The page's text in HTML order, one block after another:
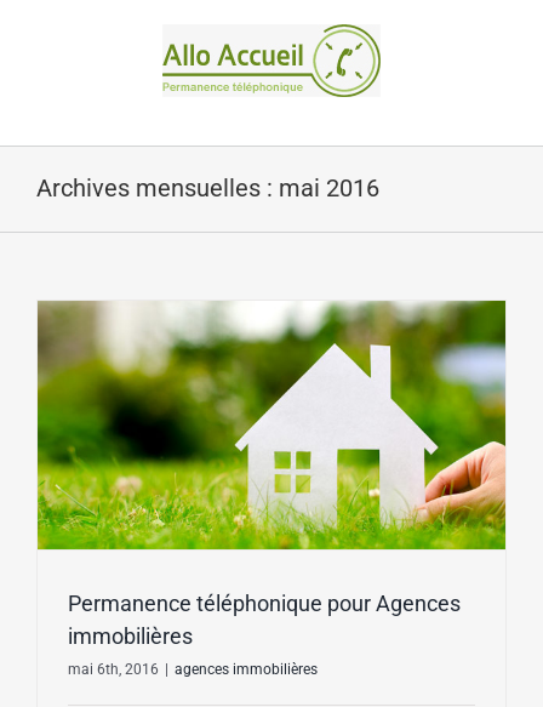
Archives mensuelles : mai 2016
Permanence téléphonique pour Agences
immobilières
mai 6th, 2016 | agences immobilières